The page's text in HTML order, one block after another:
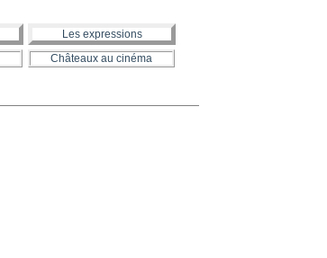
Les expressions
Châteaux au cinéma